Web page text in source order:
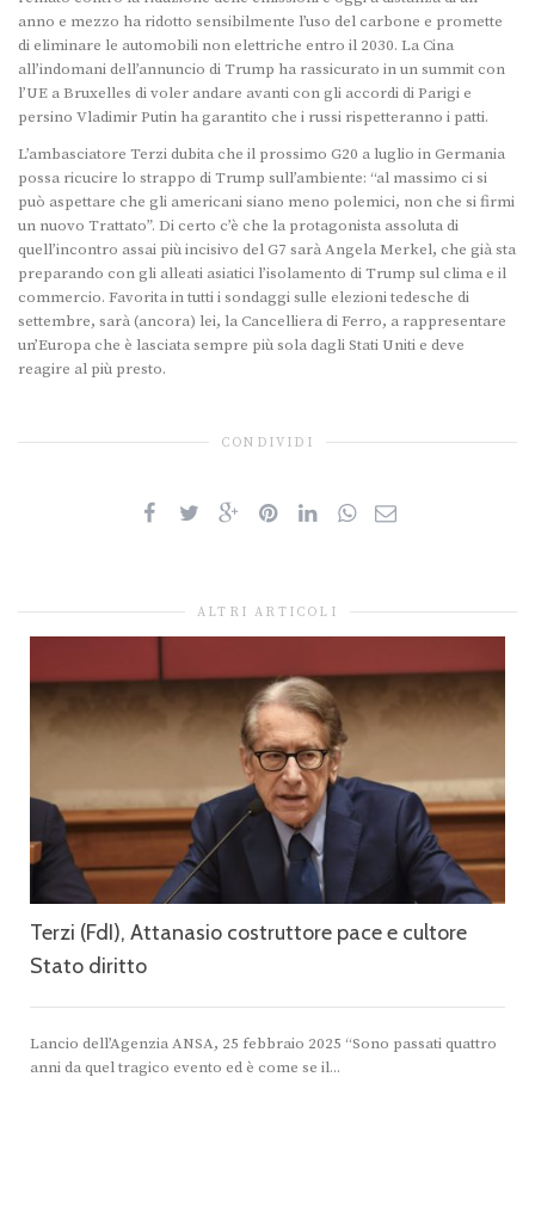
anno e mezzo ha ridotto sensibilmente l’uso del carbone e promette
di eliminare le automobili non elettriche entro il 2030. La Cina
all’indomani dell’annuncio di Trump ha rassicurato in un summit con
l’UE a Bruxelles di voler andare avanti con gli accordi di Parigi e
persino Vladimir Putin ha garantito che i russi rispetteranno i patti.
L’ambasciatore Terzi dubita che il prossimo G20 a luglio in Germania
possa ricucire lo strappo di Trump sull’ambiente: “al massimo ci si
può aspettare che gli americani siano meno polemici, non che si firmi
un nuovo Trattato”. Di certo c’è che la protagonista assoluta di
quell’incontro assai più incisivo del G7 sarà Angela Merkel, che già sta
preparando con gli alleati asiatici l’isolamento di Trump sul clima e il
commercio. Favorita in tutti i sondaggi sulle elezioni tedesche di
settembre, sarà (ancora) lei, la Cancelliera di Ferro, a rappresentare
un’Europa che è lasciata sempre più sola dagli Stati Uniti e deve
reagire al più presto.
CONDIVIDI
ALTRI ARTICOLI
Terzi (FdI), Attanasio costruttore pace e cultore
Stato diritto
Lancio dell’Agenzia ANSA, 25 febbraio 2025 “Sono passati quattro
anni da quel tragico evento ed è come se il...